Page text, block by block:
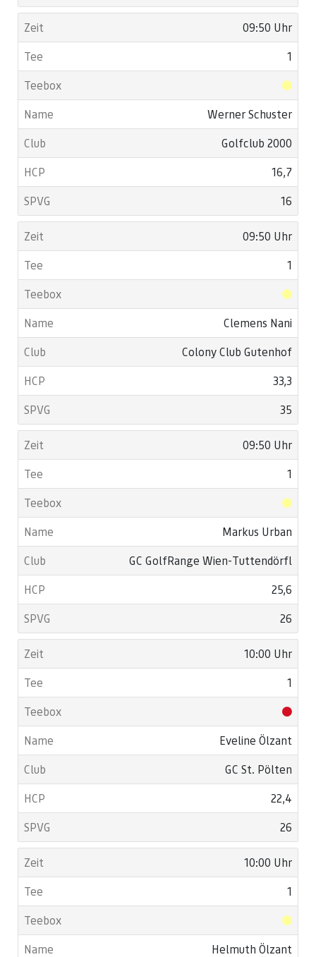
09:50 Uhr
1
Werner Schuster
Golfclub 2000
16,7
16
09:50 Uhr
1
Clemens Nani
Colony Club Gutenhof
33,3
35
09:50 Uhr
1
Markus Urban
GC GolfRange Wien-Tuttendörfl
25,6
26
10:00 Uhr
1
Eveline Ölzant
GC St. Pölten
22,4
26
10:00 Uhr
1
Helmuth Ölzant